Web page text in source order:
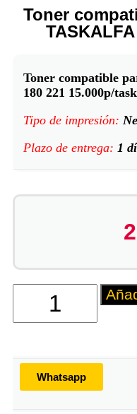
Toner
Toner compatible
180 221 15.000p/
Tipo de impresión:
Plazo de entrega: 1
Whatsapp